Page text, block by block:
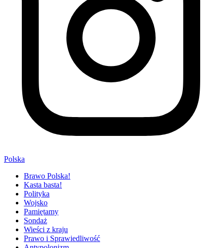
Polska
Brawo Polska!
Kasta basta!
Polityka
Wojsko
Pamiętamy
Sondaż
Wieści z kraju
Prawo i Sprawiedliwość